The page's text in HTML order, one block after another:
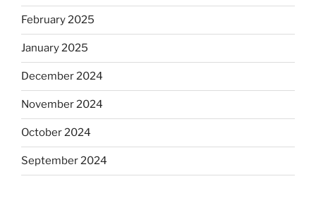
February 2025
January 2025
December 2024
November 2024
October 2024
September 2024